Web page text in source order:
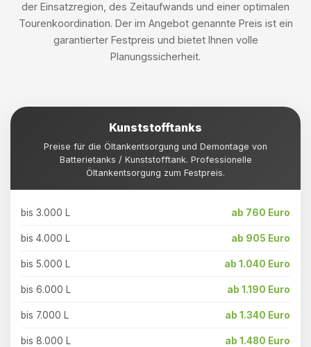
der Einsatzregion, des Zeitaufwands und einer optimalen
Tourenkoordination. Der im Angebot genannte Preis ist ein
garantierter Festpreis und bietet Ihnen volle
Planungssicherheit.
Kunststofftanks
Preise für die Öltankentsorgung und Demontage von
Batterietanks / Kunststofftank. Professionelle
Öltankentsorgung zum Festpreis.
bis 3.000 L ab 760 Euro
bis 4.000 L ab 905 Euro
bis 5.000 L ab 1.040 Euro
bis 6.000 L ab 1.190 Euro
bis 7.000 L ab 1.340 Euro
bis 8.000 L ab 1.480 Euro